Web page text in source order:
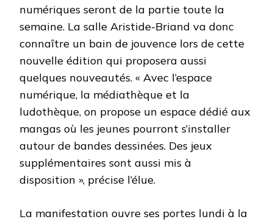
numériques seront de la partie toute la
semaine. La salle Aristide-Briand va donc
connaître un bain de jouvence lors de cette
nouvelle édition qui proposera aussi
quelques nouveautés. « Avec l’espace
numérique, la médiathèque et la
ludothèque, on propose un espace dédié aux
mangas où les jeunes pourront s’installer
autour de bandes dessinées. Des jeux
supplémentaires sont aussi mis à
disposition », précise l’élue.
La manifestation ouvre ses portes lundi à la